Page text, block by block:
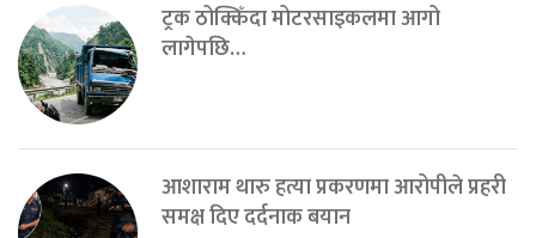
ट्रक ठोक्किँदा मोटरसाइकलमा आगो
लागेपछि…
आशाराम थारु हत्या प्रकरणमा आरोपीले प्रहरी
समक्ष दिए दर्दनाक बयान